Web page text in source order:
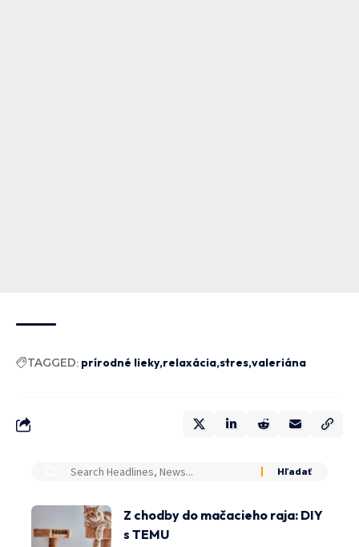
TAGGED: prírodné lieky relaxácia stres valeriána
Z chodby do mačacieho raja: DIY
s TEMU